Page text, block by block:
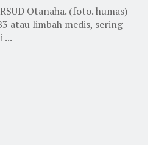
Otanaha. (foto. humas)
atau limbah medis, sering
...